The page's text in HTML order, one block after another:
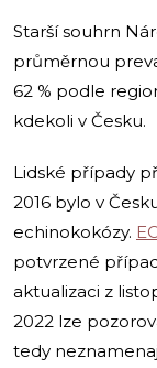
Starší souhrn
průměrnou
62 % podle
kdekoli v Česku.
Lidské případy
2016 bylo v
echinokokózy.
potvrzené
aktualizaci z
2022 lze
tedy